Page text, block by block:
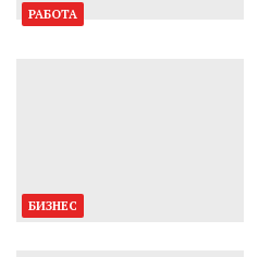
РАБОТА
БИЗНЕС